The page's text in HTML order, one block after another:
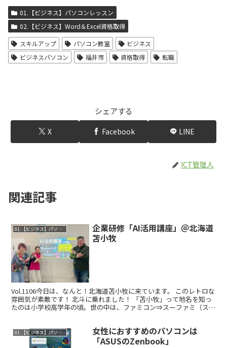
01.【ビジネス】パソコンレッスン
02.【ビジネス】Word＆Excel資格取得
スキルアップ パソコン教室
ビジネス
ビジネスパソコン
福井市 資格取得 転職
シェアする
X Facebook LINE
ICT管理人
関連記事
01.【ビジネス】パソコンレッスン
企業研修「AI活用講座」＠北海道
苫小牧
Vol.1106今日は、なんと！北海道苫小牧に来ています。 このレトロな
雰囲気が素敵です！ 北斗に乗れました！ 「苫小牧」って地名を知っ
たのは小学校高学年の頃。世の中は、ファミコン⇒スーファミ（スー
01.【ビジネス】パソコンレッスン
女性におすすめのパソコンは
「ASUSのZenbook」